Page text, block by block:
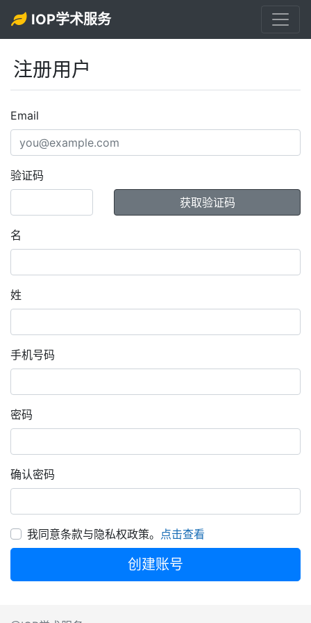
IOP学术服务
注册用户
Email
验证码
名
姓
手机号码
密码
确认密码
我同意条款与隐私权政策。 点击查看